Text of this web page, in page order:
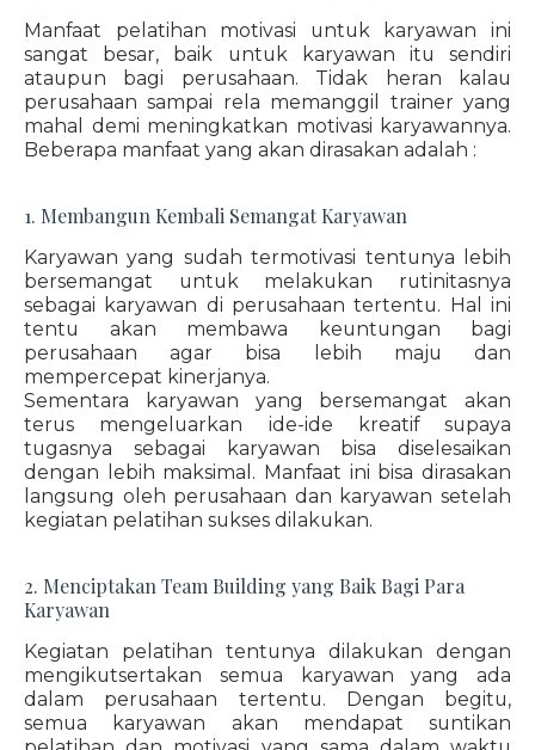
Manfaat pelatihan motivasi untuk karyawan ini
sangat besar, baik untuk karyawan itu sendiri
ataupun bagi perusahaan. Tidak heran kalau
perusahaan sampai rela memanggil trainer yang
mahal demi meningkatkan motivasi karyawannya.
Beberapa manfaat yang akan dirasakan adalah :
1. Membangun Kembali Semangat Karyawan
Karyawan yang sudah termotivasi tentunya lebih
bersemangat untuk melakukan rutinitasnya
sebagai karyawan di perusahaan tertentu. Hal ini
tentu akan membawa keuntungan bagi
perusahaan agar bisa lebih maju dan
mempercepat kinerjanya.
Sementara karyawan yang bersemangat akan
terus mengeluarkan ide-ide kreatif supaya
tugasnya sebagai karyawan bisa diselesaikan
dengan lebih maksimal. Manfaat ini bisa dirasakan
langsung oleh perusahaan dan karyawan setelah
kegiatan pelatihan sukses dilakukan.
2. Menciptakan Team Building yang Baik Bagi Para
Karyawan
Kegiatan pelatihan tentunya dilakukan dengan
mengikutsertakan semua karyawan yang ada
dalam perusahaan tertentu. Dengan begitu,
semua karyawan akan mendapat suntikan